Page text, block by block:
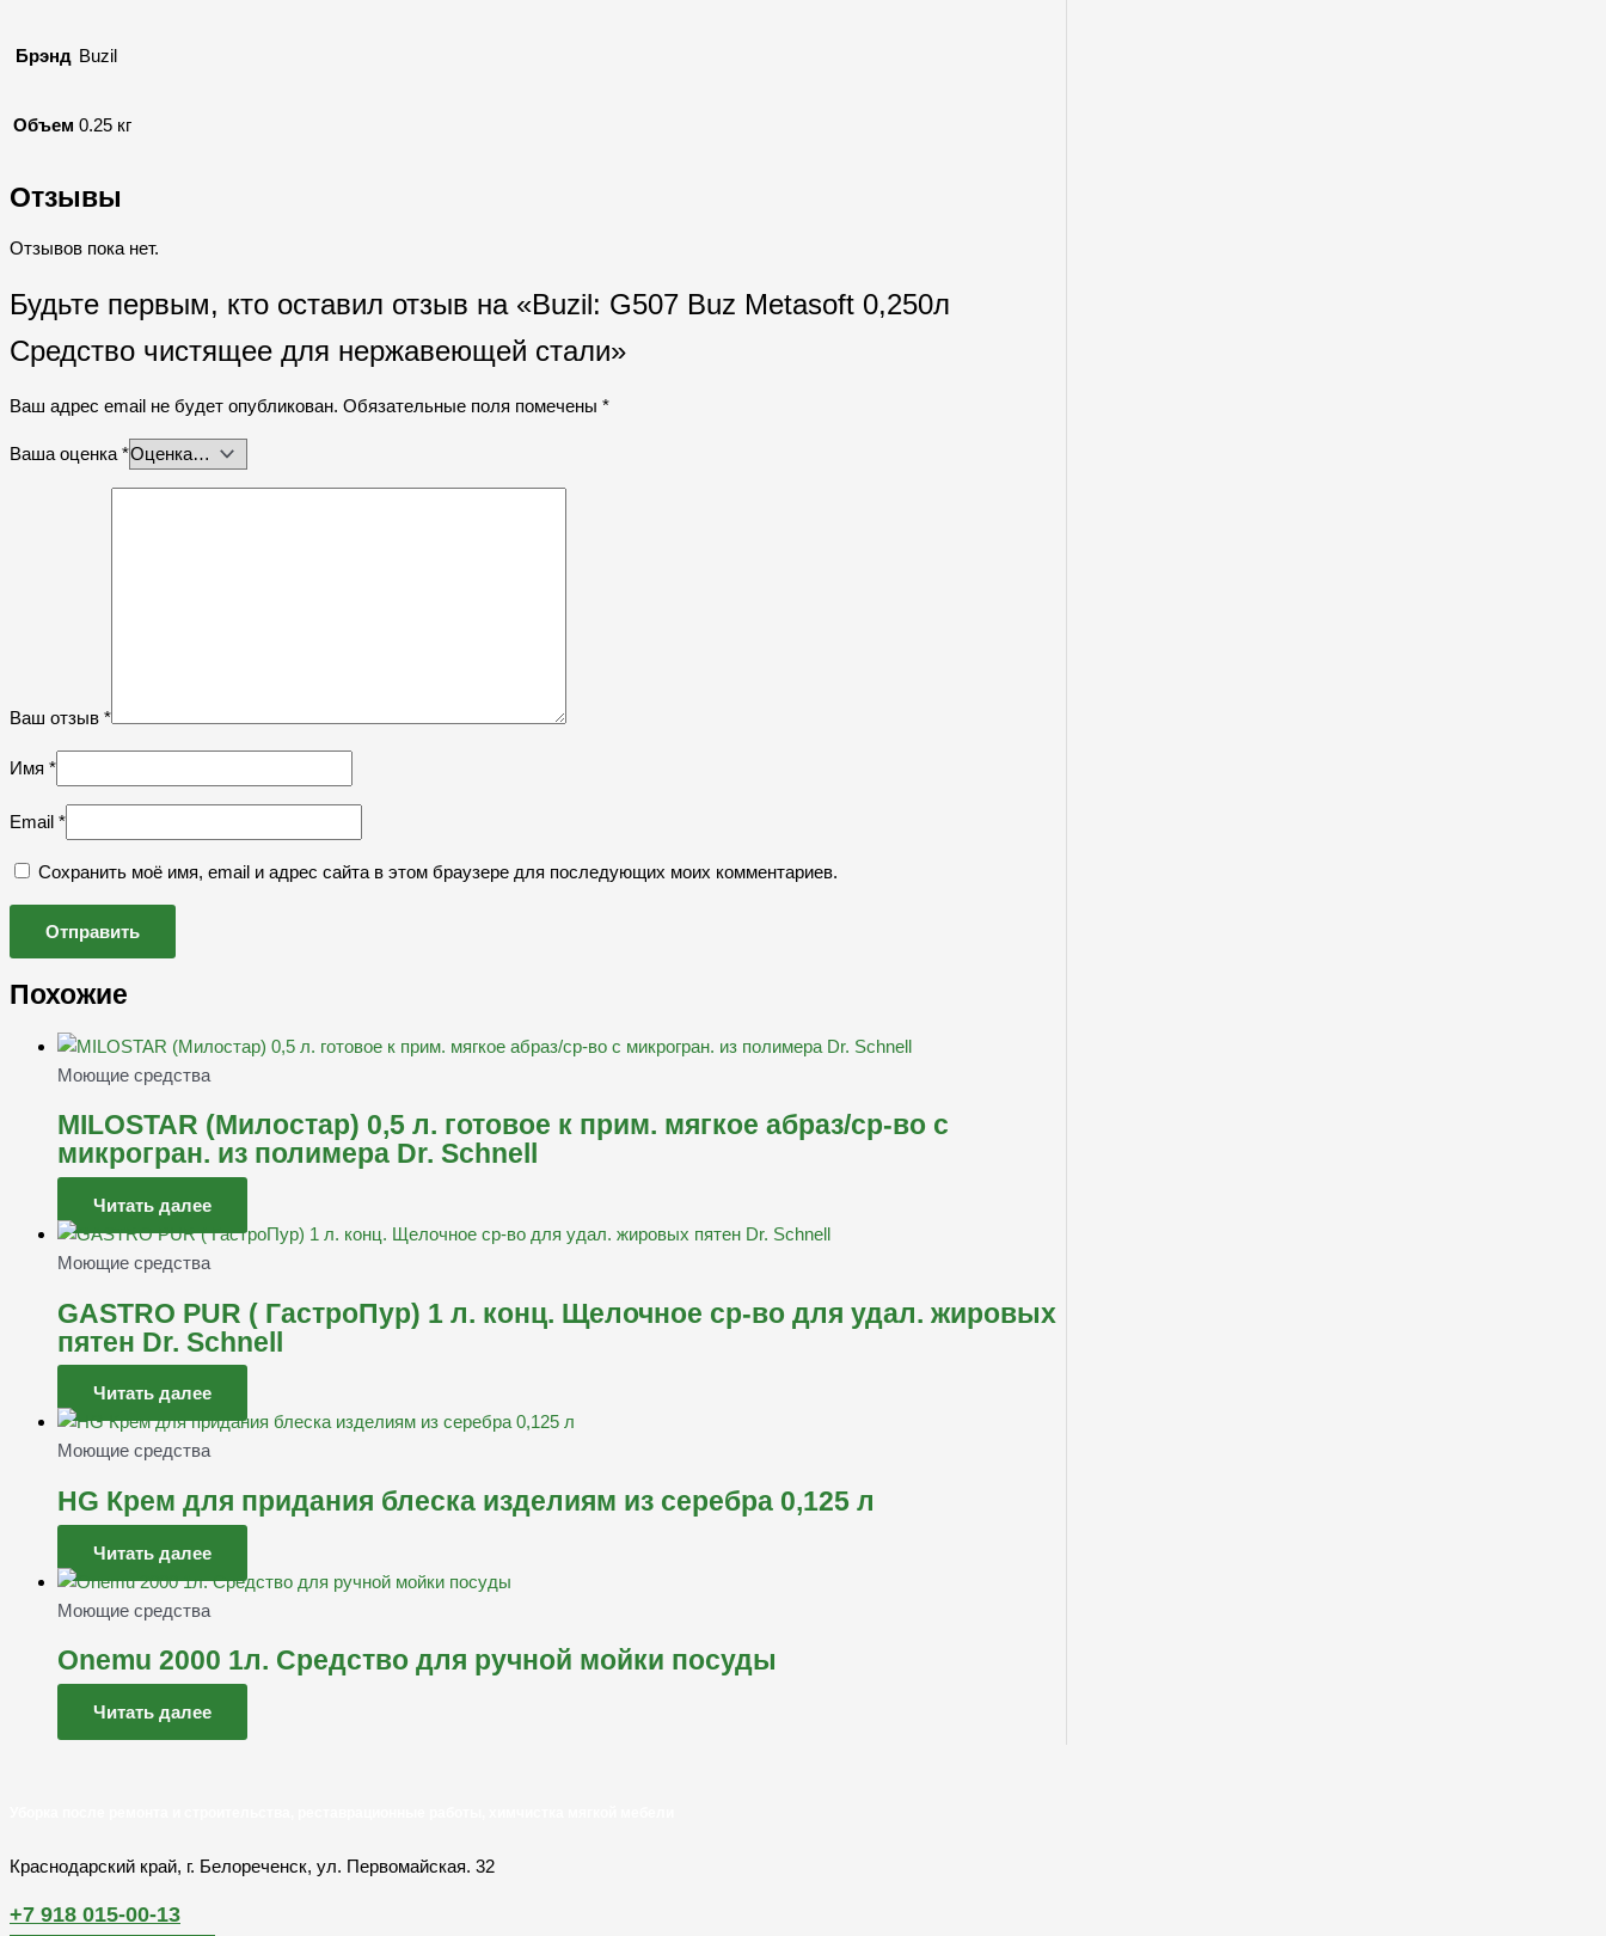
Брэнд Buzil
Объем 0.25 кг
Отзывы
Отзывов пока нет.
Будьте первым, кто оставил отзыв на «Buzil: G507 Buz Metasoft 0,250л
Средство чистящее для нержавеющей стали»
Ваш адрес email не будет опубликован. Обязательные поля помечены *
Ваша оценка *
Ваш отзыв *
Имя *
Email *
Сохранить моё имя, email и адрес сайта в этом браузере для последующих моих комментариев.
Похожие
Моющие средства
MILOSTAR (Милостар) 0,5 л. готовое к прим. мягкое абраз/ср-во с
микрогран. из полимера Dr. Schnell
Читать далее
Моющие средства
GASTRO PUR ( ГастроПур) 1 л. конц. Щелочное ср-во для удал. жировых
пятен Dr. Schnell
Читать далее
Моющие средства
HG Крем для придания блеска изделиям из серебра 0,125 л
Читать далее
Моющие средства
Onemu 2000 1л. Средство для ручной мойки посуды
Читать далее
Краснодарский край, г. Белореченск, ул. Первомайская. 32
+7 918 015-00-13